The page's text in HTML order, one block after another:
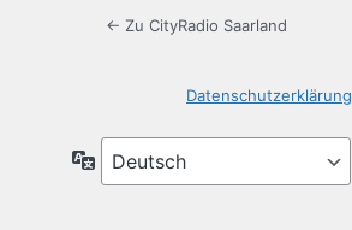
← Zu CityRadio Saarland
Datenschutzerklärung
Sprache